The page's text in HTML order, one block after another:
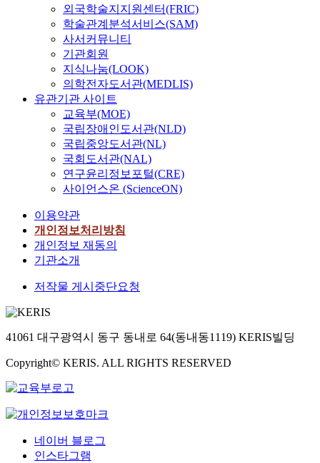
외국학술지지원센터(FRIC)
학술관계분석서비스(SAM)
사서커뮤니티
기관회원
지식나눔(LOOK)
의학전자도서관(MEDLIS)
유관기관 사이트
교육부(MOE)
국립장애인도서관(NLD)
국립중앙도서관(NL)
국회도서관(NAL)
연구윤리정보포털(CRE)
사이언스온 (ScienceON)
이용약관
개인정보처리방침
개인정보 재동의
기관소개
저작물 게시중단요청
41061 대구광역시 동구 동내로 64(동내동1119) KERIS빌딩
Copyright© KERIS. ALL RIGHTS RESERVED
네이버 블로그
인스타그램